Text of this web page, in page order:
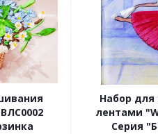
Набор
лентами
Серия